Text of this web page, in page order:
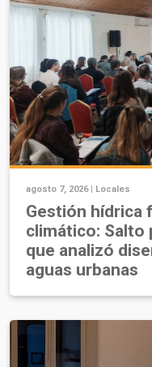
agosto 7, 2026 | Locales
Gestión hídrica
climático: Salto
que analizó
aguas urbanas